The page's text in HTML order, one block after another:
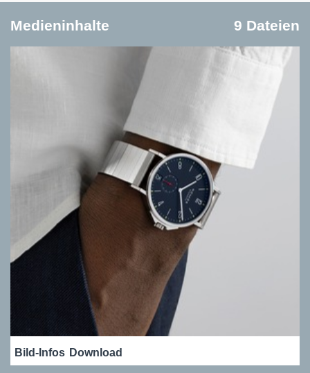
Medieninhalte 9 Dateien
Bild-Infos Download